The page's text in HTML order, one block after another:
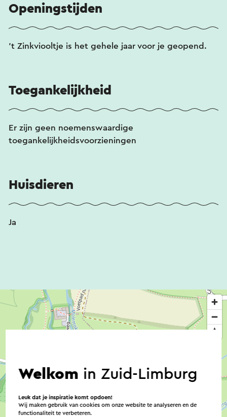
Openingstijden
't Zinkviooltje is het gehele jaar voor je geopend.
Toegankelijkheid
Er zijn geen noemenswaardige
toegankelijkheidsvoorzieningen
Huisdieren
Ja
Welkom in Zuid-Limburg
Leuk dat je inspiratie komt opdoen!
Wij maken gebruik van cookies om onze website te analyseren en de
functionaliteit te verbeteren.